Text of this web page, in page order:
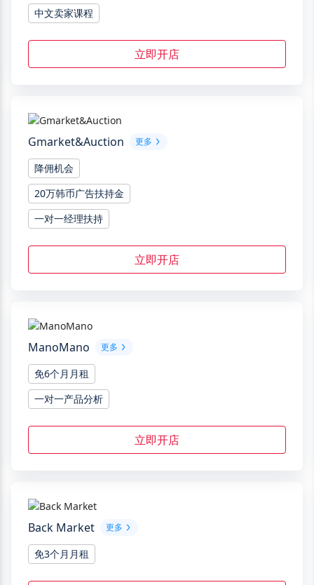
中文卖家课程
立即开店
Gmarket&Auction 更多
降佣机会
20万韩币广告扶持金
一对一经理扶持
立即开店
ManoMano 更多
免6个月月租
一对一产品分析
立即开店
Back Market 更多
免3个月月租